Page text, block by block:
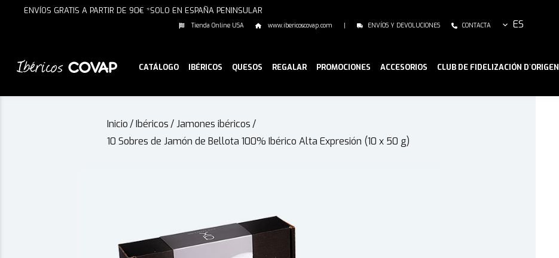
ENVÍOS GRATIS A PARTIR DE 90€ *SOLO EN ESPAÑA PENINSULAR
Tienda Online USA www.ibericoscovap.com | ENVÍOS Y DEVOLUCIONES CONTACTA ES
CATÁLOGO IBÉRICOS QUESOS REGALAR PROMOCIONES ACCESORIOS CLUB DE FIDELIZACIÓN D`ORIGEN
Inicio/Ibéricos /Jamones ibéricos /
10 Sobres de Jamón de Bellota 100% Ibérico Alta Expresión (10 x 50 g)